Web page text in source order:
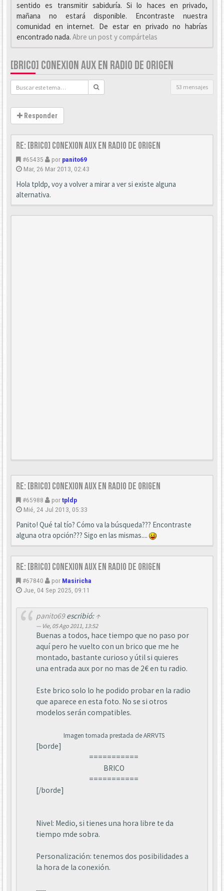
sentido es transmitir sabiduría. Si lo haces en privado,
mañana no estará disponible. Encontraste nuestra
comunidad en internet. De estar en privado no habrías
encontrado nada. Abre un post y compártelas
[BRICO] CONEXION AUX EN RADIO DE ORIGEN
53 mensajes
Responder
Re: [Brico] Conexion AUX en radio de origen
#65435 por panito69
Mar, 26 Mar 2013, 02:43
Hola tpldp, voy a volver a mirar a ver si existe alguna
alternativa.
Re: [Brico] Conexion AUX en radio de origen
#65988 portpldp
Mié, 24 Jul 2013, 05:33
Panito! Qué tal tío? Cómo va la búsqueda??? Encontraste
alguna otra opción??? Sigo en las mismas....
Re: [Brico] Conexion AUX en radio de origen
#67840 por Masiricha
Jue, 04 Sep 2025, 09:11
panito69escribió: ↑
Vie, 05 Ago 2011, 13:52
Buenas a todos, hace tiempo que no paso por
aquí pero he vuelto con un brico que me he
montado, bastante curioso y útil si quieres
una entrada aux por no mas de 2€ en tu radio.
Este brico solo lo he podido probar en la radio
que aparece en esta foto. No se si otros
modelos serán compatibles.
Imagen tomada prestada de ARRVTS
[borde]
===========
BRICO
===========
[/borde]
Nivel: Medio, si tienes una hora libre te da
tiempo mde sobra.
Personalización: tenemos dos posibilidades a
la hora de la conexión.